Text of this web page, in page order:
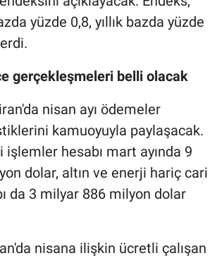
yüzde 0,8, yıllık bazda yüzde
gerçekleşmeleri belli olacak
nisan ayı ödemeler
kamuoyuyla paylaşacak.
işlemler hesabı mart ayında 9
dolar, altın ve enerji hariç cari
da 3 milyar 886 milyon dolar
nisana ilişkin ücretli çalışan